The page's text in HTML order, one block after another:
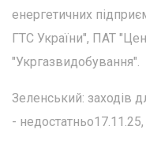
енергетичних
ГТС України", ПАТ
"Укргазвидобування".
Зеленський: заходів
-